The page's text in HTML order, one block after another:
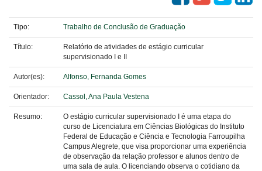
Tipo: Trabalho de Conclusão de Graduação
Título:
Relatório de atividades de estágio curricular
supervisionado I e II
Autor(es): Alfonso, Fernanda Gomes
Orientador: Cassol, Ana Paula Vestena
Resumo:
O estágio curricular supervisionado I é uma etapa do
curso de Licenciatura em Ciências Biológicas do Instituto
Federal de Educação e Ciência e Tecnologia Farroupilha
Campus Alegrete, que visa proporcionar uma experiência
de observação da relação professor e alunos dentro de
uma sala de aula. O licenciando observa o cotidiano da